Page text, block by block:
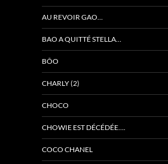
AU REVOIR GAO…
BAO A QUITTÉ STELLA…
BÔO
CHARLY (2)
CHOCO
CHOWIE EST DÉCÉDÉE….
COCO CHANEL